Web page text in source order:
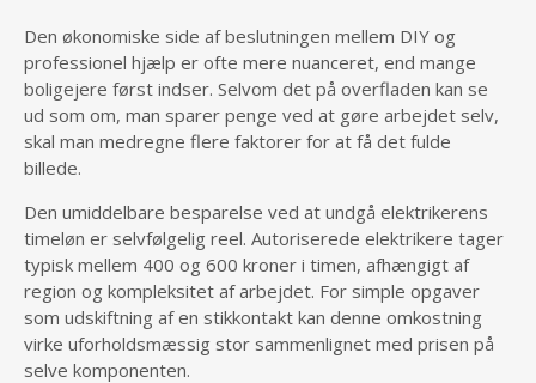
Den økonomiske side af beslutningen mellem DIY og
professionel hjælp er ofte mere nuanceret, end mange
boligejere først indser. Selvom det på overfladen kan se
ud som om, man sparer penge ved at gøre arbejdet selv,
skal man medregne flere faktorer for at få det fulde
billede.
Den umiddelbare besparelse ved at undgå elektrikerens
timeløn er selvfølgelig reel. Autoriserede elektrikere tager
typisk mellem 400 og 600 kroner i timen, afhængigt af
region og kompleksitet af arbejdet. For simple opgaver
som udskiftning af en stikkontakt kan denne omkostning
virke uforholdsmæssig stor sammenlignet med prisen på
selve komponenten.